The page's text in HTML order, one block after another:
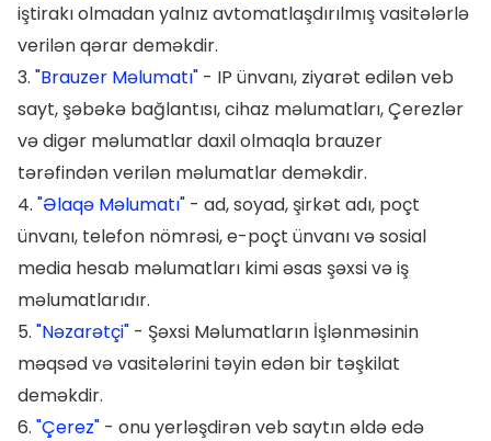
iştirakı olmadan yalnız avtomatlaşdırılmış vasitələrlə
verilən qərar deməkdir.
3. "Brauzer Məlumatı" - IP ünvanı, ziyarət edilən veb
sayt, şəbəkə bağlantısı, cihaz məlumatları, Çerezlər
və digər məlumatlar daxil olmaqla brauzer
tərəfindən verilən məlumatlar deməkdir.
4. "Əlaqə Məlumatı" - ad, soyad, şirkət adı, poçt
ünvanı, telefon nömrəsi, e-poçt ünvanı və sosial
media hesab məlumatları kimi əsas şəxsi və iş
məlumatlarıdır.
5. "Nəzarətçi" - Şəxsi Məlumatların İşlənməsinin
məqsəd və vasitələrini təyin edən bir təşkilat
deməkdir.
6. "Çerez" - onu yerləşdirən veb saytın əldə edə